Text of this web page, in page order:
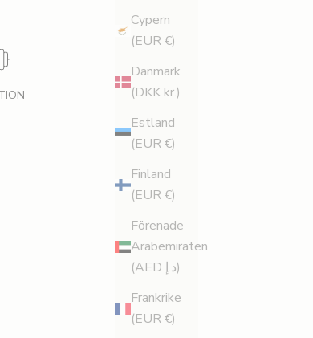
Cypern
(EUR €)
Danmark
(DKK kr.)
Estland
(EUR €)
Finland
(EUR €)
Förenade
Arabemiraten
(AED د.إ)
Frankrike
(EUR €)